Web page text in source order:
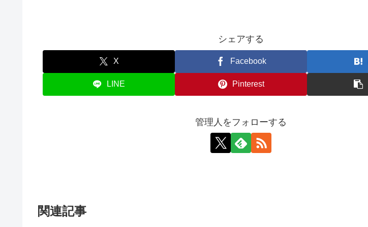
シェアする
X Facebook
LINE Pinterest
管理人をフォローする
関連記事